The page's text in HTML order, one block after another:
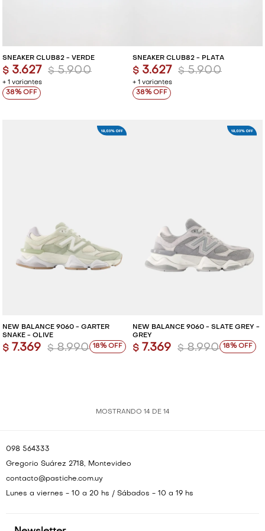
SNEAKER CLUB82 - VERDE
+ 1 variantes
$ 3.627 $ 5.900
38
SNEAKER CLUB82 - PLATA
+ 1 variantes
$ 3.627 $ 5.900
38
NEW BALANCE 9060 - GARTER
SNAKE - OLIVE
$ 7.369 $ 8.990 18
NEW BALANCE 9060 - SLATE GREY -
GREY
$ 7.369 $ 8.990 18
MOSTRANDO 14 DE 14
098 564333
Gregorio Suárez 2718, Montevideo
contacto@pastiche.com.uy
Lunes a viernes - 10 a 20 hs / Sábados - 10 a 19 hs